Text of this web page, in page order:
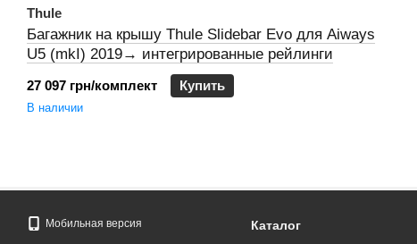
Thule
Багажник на крышу Thule Slidebar Evo для Aiways
U5 (mkI) 2019→ интегрированные рейлинги
27 097 грн/комплект Купить
В наличии
Мобильная версия Каталог